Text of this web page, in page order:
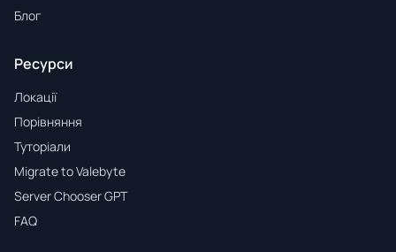
Блог
Ресурси
Локації
Порівняння
Туторіали
Migrate to Valebyte
Server Chooser GPT
FAQ